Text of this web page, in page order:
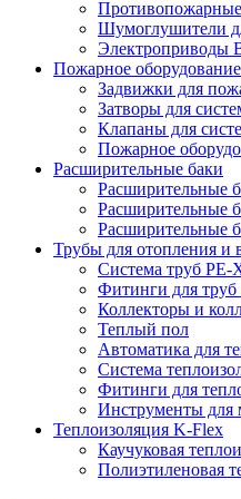
Шумоглушители
Электроприводы
Пожарное оборудование
Задвижки для
Затворы для
Клапаны для
Пожарное
Расширительные баки
Расширительные
Расширительные
Расширительные
Трубы для отопления и
Система труб PE-
Фитинги для труб
Коллекторы и
Теплый пол
Автоматика для
Система
Фитинги для
Инструменты для
Теплоизоляция K-Flex
Каучуковая
Полиэтиленовая